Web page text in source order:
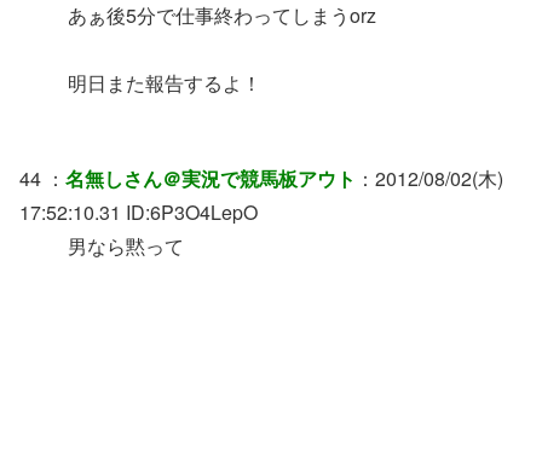
あぁ後5分で仕事終わってしまうorz
明日また報告するよ！
44 ： 名無しさん＠実況で競馬板アウト ：2012/08/02(木)
17:52:10.31 ID:6P3O4LepO
男なら黙って